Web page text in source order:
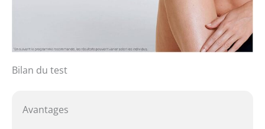
Bilan du test
Avantages